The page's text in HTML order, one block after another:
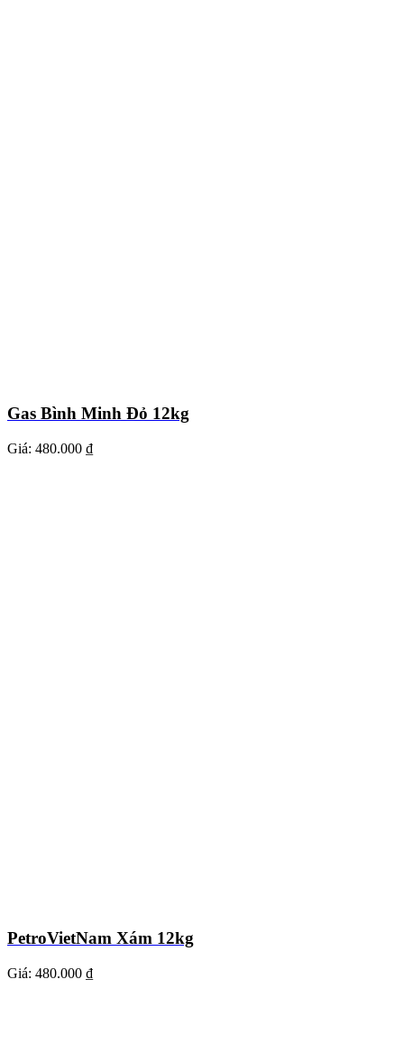
Gas Bình Minh Đỏ 12kg
Giá: 480.000 ₫
PetroVietNam Xám 12kg
Giá: 480.000 ₫